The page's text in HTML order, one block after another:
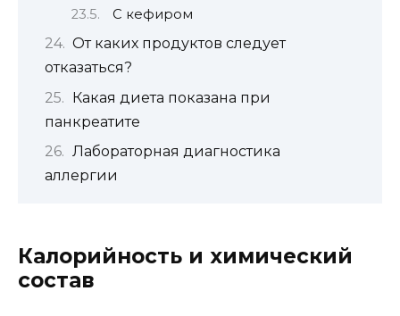
С кефиром
От каких продуктов следует
отказаться?
Какая диета показана при
панкреатите
Лабораторная диагностика
аллергии
Калорийность и химический
состав